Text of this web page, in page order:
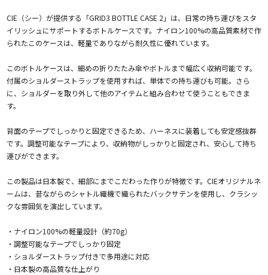
CIE（シー）が提供する「GRID3 BOTTLE CASE 2」は、日常の持ち運びをスタ
イリッシュにサポートするボトルケースです。ナイロン100%の高品質素材で作
られたこのケースは、軽量でありながら耐久性に優れています。
このボトルケースは、細めの折りたたみ傘やボトルまで幅広く収納可能です。
付属のショルダーストラップを使用すれば、単体での持ち運びも可能。さら
に、ショルダーを取り外して他のアイテムと組み合わせて使うこともできま
す。
背面のテープでしっかりと固定できるため、ハーネスに装着しても安定感抜群
です。調整可能なテープにより、収納物がしっかりと固定され、安心して持ち
運びができます。
この製品は日本製で、細部にまでこだわった作りが特徴です。CIEオリジナルネ
ームは、昔ながらのシャトル織機で織られたバックサテンを使用し、クラシッ
クな雰囲気を演出しています。
・ナイロン100%の軽量設計（約70g）
・調整可能なテープでしっかり固定
・ショルダーストラップ付きで多用途に対応
・日本製の高品質な仕上がり